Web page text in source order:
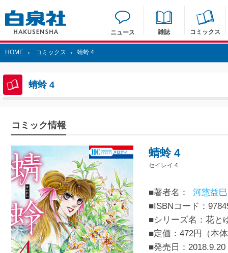
ニュース 雑誌 コミックス
HOME > コミックス > 蜻蛉 4
蜻蛉 4
コミック情報
蜻蛉 4
セイレイ 4
■著者名：
河惣益巳
■ISBNコード：
■シリーズ名：花と
■定価：472円（本
■発売日： 2018.9.20